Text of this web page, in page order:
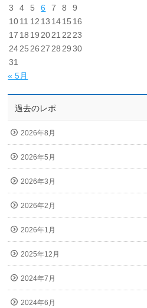
3
4 5 6 7 8
9
1011 12 13 1415 16
17 18 19 2021 22 23
2425 26 27 28 29 30
31
« 5月
過去のレポ
2026年8月
2026年5月
2026年3月
2026年2月
2026年1月
2025年12月
2024年7月
2024年6月